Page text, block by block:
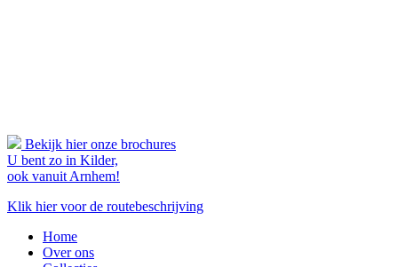
Bekijk hier onze brochures
U bent zo in Kilder,
ook vanuit Arnhem!
Klik hier voor de routebeschrijving
Home
Over ons